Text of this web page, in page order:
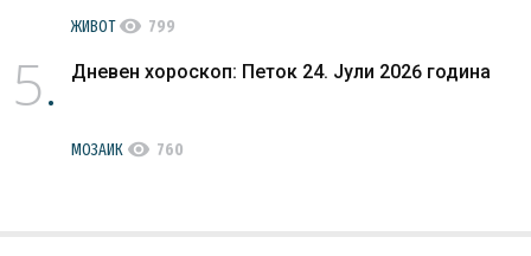
ЖИВОТvisibility 799
5 Дневен хороскоп: Петок 24. Јули 2026 година
МОЗАИК visibility 760